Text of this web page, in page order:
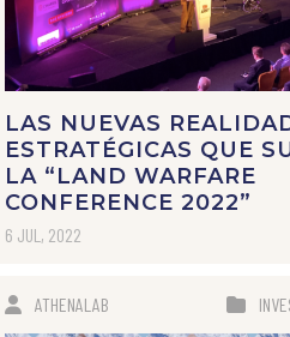
LAS NUEVAS
ESTRATÉGICAS QUE
LA “LAND WARFARE
CONFERENCE 2022”
6 JUL, 2022
ATHENALAB